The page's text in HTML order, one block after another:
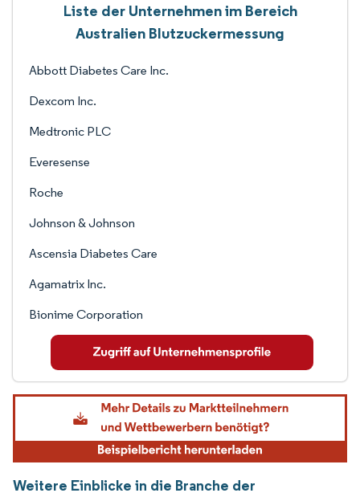
Liste der Unternehmen im Bereich
Australien Blutzuckermessung
Abbott Diabetes Care Inc.
Dexcom Inc.
Medtronic PLC
Everesense
Roche
Johnson & Johnson
Ascensia Diabetes Care
Agamatrix Inc.
Bionime Corporation
Weitere Einblicke in die Branche der